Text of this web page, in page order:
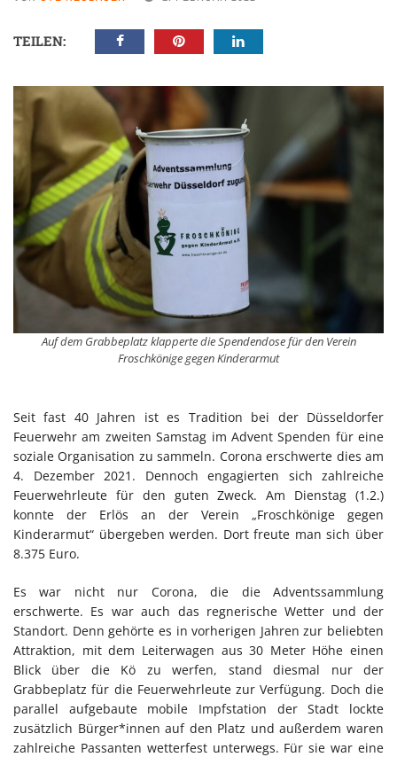
TEILEN:
Auf dem Grabbeplatz klapperte die Spendendose für den Verein
Froschkönige gegen Kinderarmut
Seit fast 40 Jahren ist es Tradition bei der Düsseldorfer
Feuerwehr am zweiten Samstag im Advent Spenden für eine
soziale Organisation zu sammeln. Corona erschwerte dies am
4. Dezember 2021. Dennoch engagierten sich zahlreiche
Feuerwehrleute für den guten Zweck. Am Dienstag (1.2.)
konnte der Erlös an der Verein „Froschkönige gegen
Kinderarmut“ übergeben werden. Dort freute man sich über
8.375 Euro.
Es war nicht nur Corona, die die Adventssammlung
erschwerte. Es war auch das regnerische Wetter und der
Standort. Denn gehörte es in vorherigen Jahren zur beliebten
Attraktion, mit dem Leiterwagen aus 30 Meter Höhe einen
Blick über die Kö zu werfen, stand diesmal nur der
Grabbeplatz für die Feuerwehrleute zur Verfügung. Doch die
parallel aufgebaute mobile Impfstation der Stadt lockte
zusätzlich Bürger*innen auf den Platz und außerdem waren
zahlreiche Passanten wetterfest unterwegs. Für sie war eine